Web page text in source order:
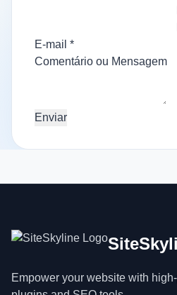
Polish
E-mail *
ou
Comentário
Comentário ou Mensagem
Enviar
Empower your website with